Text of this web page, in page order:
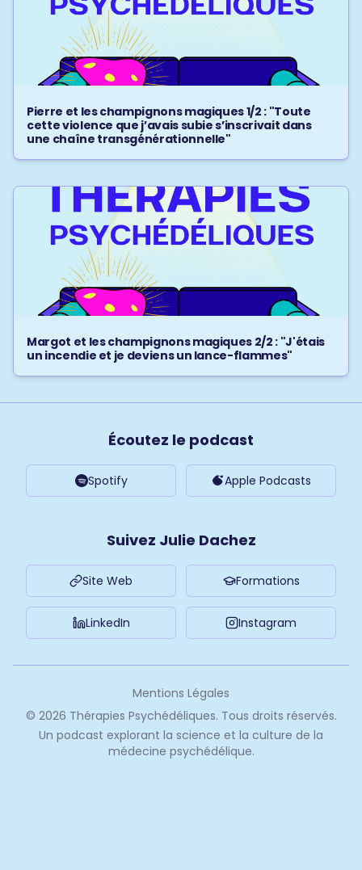
Pierre et les champignons magiques 1/2 : "Toute
cette violence que j’avais subie s’inscrivait dans
une chaîne transgénérationnelle"
Margot et les champignons magiques 2/2 : "J'étais
un incendie et je deviens un lance-flammes"
Écoutez le podcast
Spotify Apple Podcasts
Suivez Julie Dachez
Site Web Formations
LinkedIn Instagram
Mentions Légales
© 2026 Thérapies Psychédéliques. Tous droits réservés.
Un podcast explorant la science et la culture de la
médecine psychédélique.